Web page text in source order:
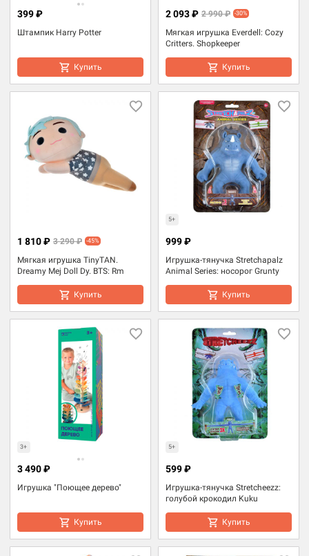
Штампик Harry Potter
399 ₽
Купить
Мягкая игрушка Everdell: Cozy
Critters. Shopkeeper
2 093 ₽ 2 990 ₽ -30%
Купить
Мягкая игрушка TinyTAN.
Dreamy Mej Doll Dy. BTS: Rm
1 810 ₽ 3 290 ₽ -45%
Купить
5+
Игрушка-тянучка Stretchapalz
Animal Series: носорог Grunty
999 ₽
Купить
3+
Игрушка "Поющее дерево"
3 490 ₽
Купить
5+
Игрушка-тянучка Stretcheezz:
голубой крокодил Kuku
599 ₽
Купить